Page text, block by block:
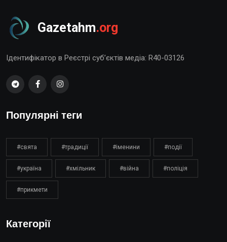
Gazetahm.org
Ідентифікатор в Реєстрі суб’єктів медіа: R40-03126
Популярні теги
#свята #традиції #іменини #події
#україна #хмільник #війна #поліція
#прикмети
Категорії